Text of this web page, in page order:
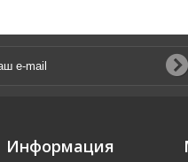
Информация